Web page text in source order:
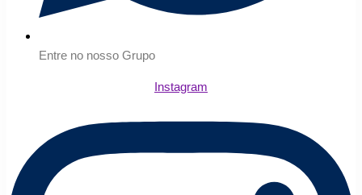
Entre no nosso Grupo
Instagram